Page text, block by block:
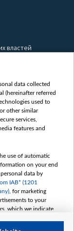
властей
data collected
(hereinafter referred
used to
other similar
services,
features and
use of automatic
on your end
data by
IAB* (1201
, for marketing
to your
which we indicate